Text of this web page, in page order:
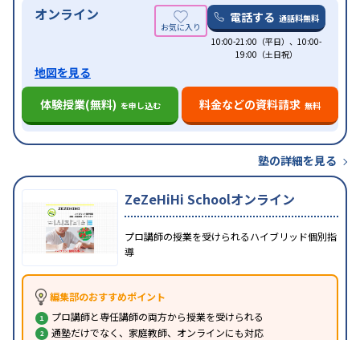
オンライン 電話する 通話料無料
10:00-21:00（平日）、10:00-
19:00（土日祝）
地図を見る
体験授業(無料) を申し込む 料金などの資料請求 無料
塾の詳細を見る
ZeZeHiHi Schoolオンライン
プロ講師の授業を受けられるハイブリッド個別指
導
編集部のおすすめポイント
プロ講師と専任講師の両方から授業を受けられる
通塾だけでなく、家庭教師、オンラインにも対応